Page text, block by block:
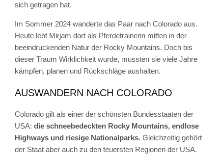
sich getragen hat.
Im Sommer 2024 wanderte das Paar nach Colorado aus.
Heute lebt Mirjam dort als Pferdetrainerin mitten in der
beeindruckenden Natur der Rocky Mountains. Doch bis
dieser Traum Wirklichkeit wurde, mussten sie viele Jahre
kämpfen, planen und Rückschläge aushalten.
AUSWANDERN NACH COLORADO
Colorado gilt als einer der schönsten Bundesstaaten der
USA:die schneebedeckten Rocky Mountains, endlose
Highways und riesige Nationalparks. Gleichzeitig gehört
der Staat aber auch zu den teuersten Regionen der USA.